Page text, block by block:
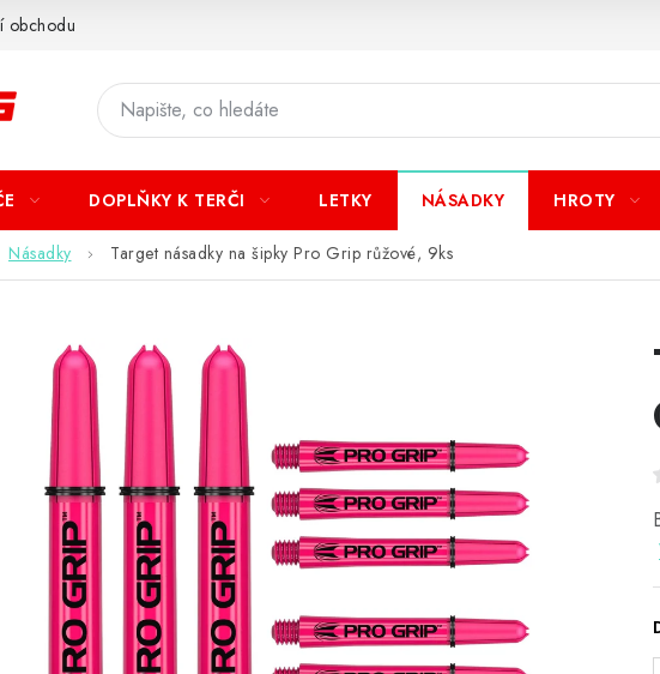
obchodu
DOPLŇKY K TERČI LETKY NÁSADKY HROTY
Násadky Target násadky na šipky Pro Grip růžové, 9ks